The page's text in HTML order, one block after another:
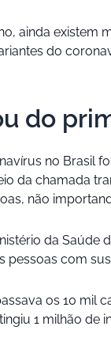
ainda existem
do
do
no Brasil
da chamada
não
da Saúde
pessoas com
os 10 mil
1 milhão de